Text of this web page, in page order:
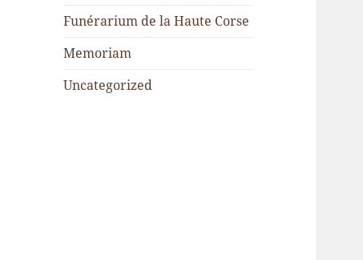
Funérarium de la Haute Corse
Memoriam
Uncategorized